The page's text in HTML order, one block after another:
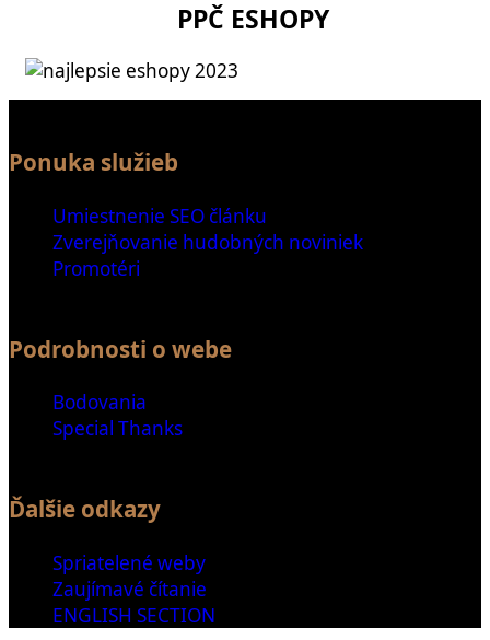
PPČ ESHOPY
Ponuka služieb
Umiestnenie SEO článku
Zverejňovanie hudobných noviniek
Promotéri
Podrobnosti o webe
Bodovania
Special Thanks
Ďalšie odkazy
Spriatelené weby
Zaujímavé čítanie
ENGLISH SECTION